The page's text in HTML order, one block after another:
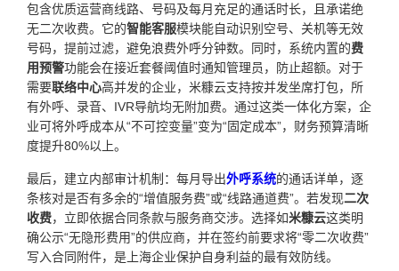
包含优质运营商线路、号码及每月充足的通话时长，且承诺绝
无二次收费。它的智能客服模块能自动识别空号、关机等无效
号码，提前过滤，避免浪费外呼分钟数。同时，系统内置的费
用预警功能会在接近套餐阈值时通知管理员，防止超额。对于
需要联络中心高并发的企业，米糠云支持按并发坐席打包，所
有外呼、录音、IVR导航均无附加费。通过这类一体化方案，企
业可将外呼成本从“不可控变量”变为“固定成本”，财务预算清晰
度提升80%以上。
最后，建立内部审计机制：每月导出外呼系统的通话详单，逐
条核对是否有多余的“增值服务费”或“线路通道费”。若发现二次
收费，立即依据合同条款与服务商交涉。选择如米糠云这类明
确公示“无隐形费用”的供应商，并在签约前要求将“零二次收费”
写入合同附件，是上海企业保护自身利益的最有效防线。